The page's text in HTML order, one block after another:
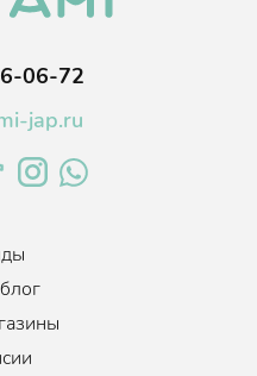
кожу головы, помогает
с раздражением кожи головы,
сохраняет чувство
06-72
jap.ru